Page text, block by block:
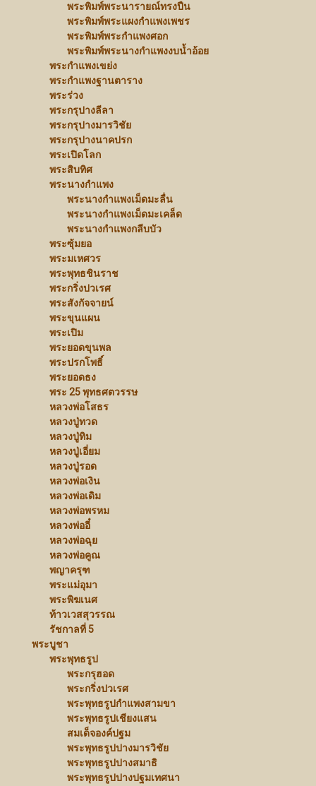
พระพิมพ์พระนารายณ์ทรงปืน
พระพิมพ์พระแผงกำแพงเพชร
พระพิมพ์พระกำแพงศอก
พระพิมพ์พระนางกำแพงงบน้ำอ้อย
พระกำแพงเขย่ง
พระกำแพงฐานตาราง
พระร่วง
พระกรุปางลีลา
พระกรุปางมารวิชัย
พระกรุปางนาคปรก
พระเปิดโลก
พระสิบทิศ
พระนางกำแพง
พระนางกำแพงเม็ดมะลื่น
พระนางกำแพงเม็ดมะเคล็ด
พระนางกำแพงกลีบบัว
พระซุ้มยอ
พระมเหศวร
พระพุทธชินราช
พระกริ่งปวเรศ
พระสังกัจจายน์
พระขุนแผน
พระเปิม
พระยอดขุนพล
พระปรกโพธิ์
พระยอดธง
พระ 25 พุทธศตวรรษ
หลวงพ่อโสธร
หลวงปู่ทวด
หลวงปู่ทิม
หลวงปู่เอี่ยม
หลวงปู่รอด
หลวงพ่อเงิน
หลวงพ่อเดิม
หลวงพ่อพรหม
หลวงพ่ออี๋
หลวงพ่อฉุย
หลวงพ่อคูณ
พญาครุฑ
พระแม่อุมา
พระพิฆเนศ
ท้าวเวสสุวรรณ
รัชกาลที่ 5
พระบูชา
พระพุทธรูป
พระกรุฮอด
พระกริ่งปวเรศ
พระพุทธรูปกำแพงสามขา
พระพุทธรูปเชียงแสน
สมเด็จองค์ปฐม
พระพุทธรูปปางมารวิชัย
พระพุทธรูปปางสมาธิ
พระพุทธรูปปางปฐมเทศนา